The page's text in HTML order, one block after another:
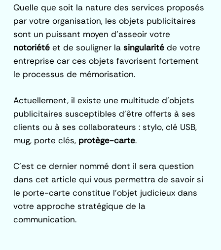
Quelle que soit la nature des services proposés
par votre organisation, les objets publicitaires
sont un puissant moyen d’asseoir votre
notoriété et de souligner lasingularité de votre
entreprise car ces objets favorisent fortement
le processus de mémorisation.
Actuellement, il existe une multitude d’objets
publicitaires susceptibles d’être offerts à ses
clients ou à ses collaborateurs : stylo, clé USB,
mug, porte clés, protège-carte.
C’est ce dernier nommé dont il sera question
dans cet article qui vous permettra de savoir si
le porte-carte constitue l’objet judicieux dans
votre approche stratégique de la
communication.